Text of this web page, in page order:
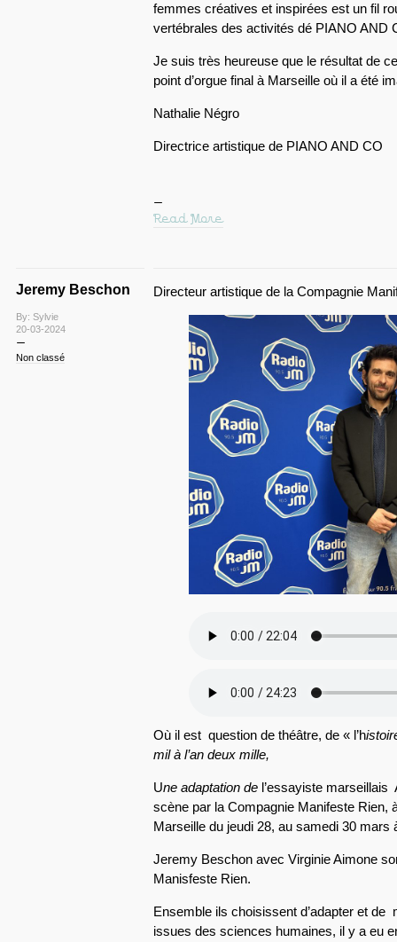
femmes créatives et inspirées est un fil
vertébrales des activités dé PIANO AND
Je suis très heureuse que le résultat de
point d’orgue final à Marseille où il a été
Nathalie Négro
Directrice artistique de PIANO AND CO
Read More
Jeremy Beschon
By: Sylvie
20-03-2024
Non classé
Directeur artistique de la Compagnie
Où il est question de théâtre, de « l’h
mil à l’an deux mille,
Une adaptation del’essayiste marseillais
scène par la Compagnie Manifeste Rien,
Marseille du jeudi 28, au samedi 30 mars
Jeremy Beschon avec Virginie Aimone
Manisfeste Rien.
Ensemble ils choisissent d’adapter et
issues des sciences humaines, il y a eu